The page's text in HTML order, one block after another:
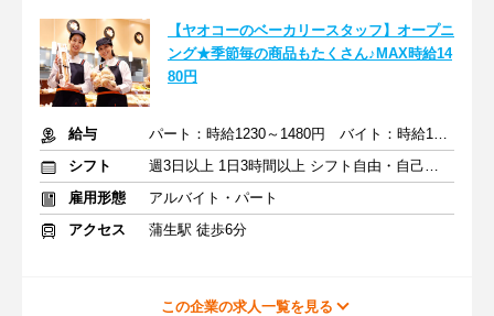
【ヤオコーのベーカリースタッフ】オープニ
ング★季節毎の商品もたくさん♪MAX時給14
80円
給与
パート：時給1230～1480円 バイト：時給1141円～
シフト
週3日以上 1日3時間以上 シフト自由・自己申告
雇用形態
アルバイト・パート
アクセス
蒲生駅 徒歩6分
この企業の求人一覧を見る